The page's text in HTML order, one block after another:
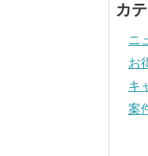
カ
ニ
お
キ
案